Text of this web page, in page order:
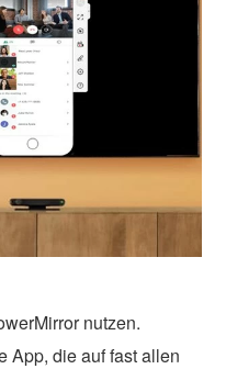
nutzen.
App, die auf fast allen